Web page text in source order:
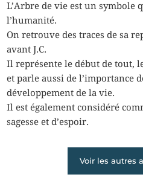
L’Arbre de vie est un symbole
l’humanité.
On retrouve des traces de sa
avant J.C.
Il représente le début de tout,
et parle aussi de l’importance
développement de la vie.
Il est également considéré
sagesse et d’espoir.
Voir les autres